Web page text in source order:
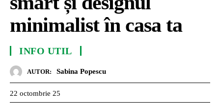
minimalist în casa ta
INFO UTIL
AUTOR: Sabina Popescu
22 octombrie 25